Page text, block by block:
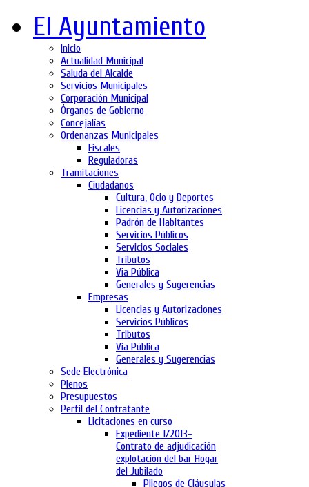
El Ayuntamiento
Inicio
Actualidad Municipal
Saluda del Alcalde
Servicios Municipales
Corporación Municipal
Órganos de Gobierno
Concejalías
Ordenanzas Municipales
Fiscales
Reguladoras
Tramitaciones
Ciudadanos
Cultura, Ocio y Deportes
Licencias y Autorizaciones
Padrón de Habitantes
Servicios Públicos
Servicios Sociales
Tributos
Via Pública
Generales y Sugerencias
Empresas
Licencias y Autorizaciones
Servicios Públicos
Tributos
Via Pública
Generales y Sugerencias
Sede Electrónica
Plenos
Presupuestos
Perfil del Contratante
Licitaciones en curso
Expediente 1/2013-
Contrato de adjudicación
explotación del bar Hogar
del Jubilado
Pliegos de Cláusulas